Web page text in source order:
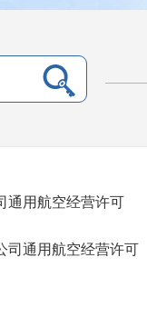
通用航空经营许可
司通用航空经营许可